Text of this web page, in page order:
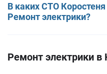
В каких СТО Коростеня
Ремонт электрики?
Ремонт электрики в